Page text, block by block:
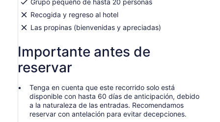
Grupo pequeño de hasta 20 personas
Recogida y regreso al hotel
Las propinas (bienvenidas y apreciadas)
Importante antes de
reservar
Tenga en cuenta que este recorrido solo está
disponible con hasta 60 días de anticipación, debido
a la naturaleza de las entradas. Recomendamos
reservar con antelación para evitar decepciones.